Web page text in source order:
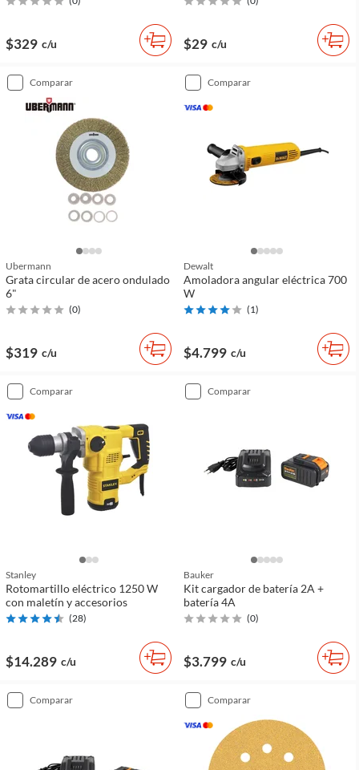
$329 c/u $29 c/u
comparar
Ubermann
Grata circular de acero ondulado
6"
(0)
$319 c/u
comparar
Dewalt
Amoladora angular eléctrica 700
W
(1)
$4.799 c/u
comparar
Stanley
Rotomartillo eléctrico 1250 W
con maletín y accesorios
(28)
$14.289 c/u
comparar
Bauker
Kit cargador de batería 2A +
batería 4A
(0)
$3.799 c/u
comparar comparar